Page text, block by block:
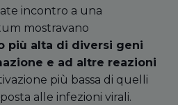
incontro a una
mostravano
più alta di diversi geni
e ad altre reazioni
più bassa di quelli
alle infezioni virali.